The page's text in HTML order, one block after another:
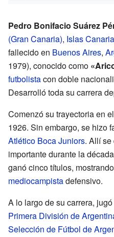
Pedro Bonifacio Suárez
(Gran Canaria), Islas
fallecido en Buenos Aires,
1979), conocido como
futbolistacon doble
Desarrolló toda su carrera
Comenzó su trayectoria en
1926. Sin embargo, se hizo
Atlético Boca Juniors. Allí
importante durante la
ganó cinco títulos,
mediocampistadefensivo.
A lo largo de su carrera,
Primera División de
Selección de Fútbol de